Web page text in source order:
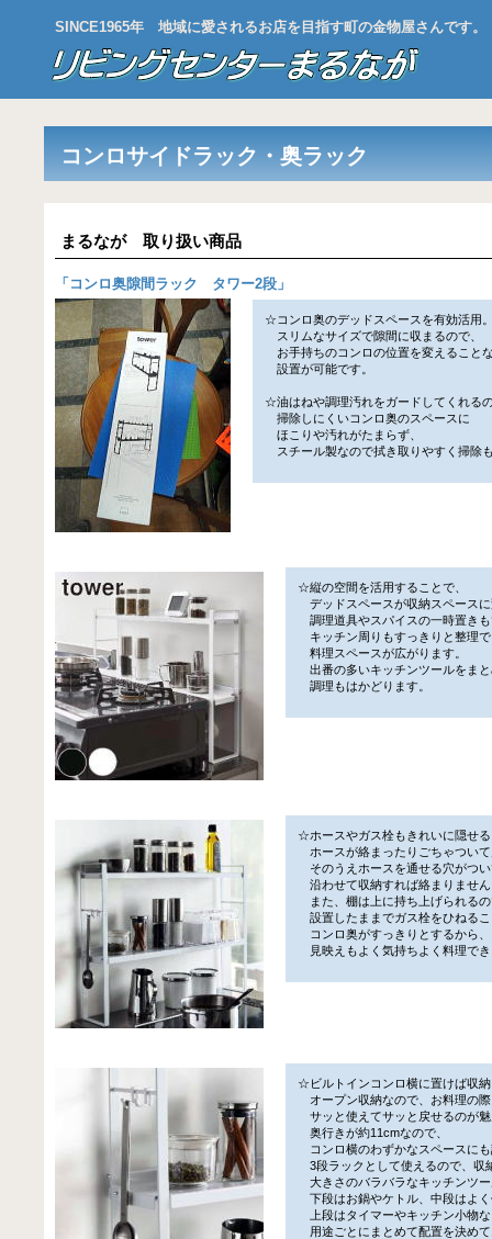
SINCE1965年 地域に愛されるお店を目指す町の金物屋さんです。
コンロサイドラック・奥ラック
まるなが 取り扱い商品
「 コンロ奥隙間ラック タワー2段 」
☆コンロ奥のデッドスペースを有効活用
スリムなサイズで隙間に収まるので、
お手持ちのコンロの位置を変えること
設置が可能です。
☆油はねや調理汚れをガードしてくれる
掃除しにくいコンロ奥のスペースに
ほこりや汚れがたまらず、
スチール製なので拭き取りやすく掃除
☆縦の空間を活用することで、
デッドスペースが収納スペース
調理道具やスパイスの一時置き
キッチン周りもすっきりと整理
料理スペースが広がります。
出番の多いキッチンツールをま
調理もはかどります。
☆ホースやガス栓もきれいに隠せ
ホースが絡まったりごちゃつい
そのうえホースを通せる穴がつ
沿わせて収納すれば絡まりませ
また、棚は上に持ち上げられる
設置したままでガス栓をひねる
コンロ奥がすっきりとするから、
見映えもよく気持ちよく料理で
☆ビルトインコンロ横に置けば収
オープン収納なので、お料理の
サッと使えてサッと戻せるのが
奥行きが約11cmなので、
コンロ横のわずかなスペースに
3段ラックとして使えるので、収
大きさのバラバラなキッチンツ
下段はお鍋やケトル、中段はよ
上段はタイマーやキッチン小物
用途ごとにまとめて配置を決め